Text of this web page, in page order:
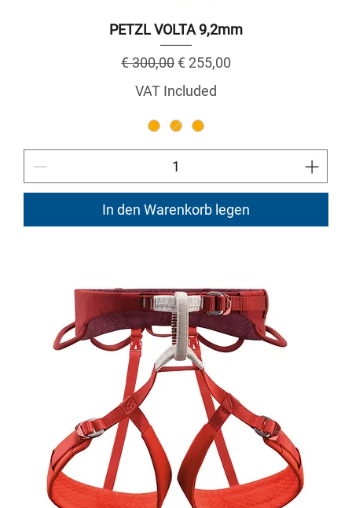
PETZL VOLTA 9,2mm
Regular Price
€ 300,00Sale Price
€ 255,00
VAT Included
In den Warenkorb legen